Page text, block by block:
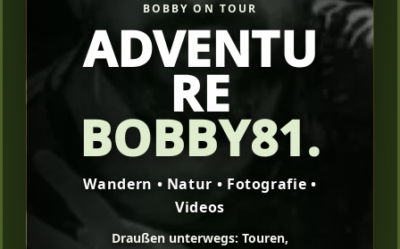
BOBBY ON TOUR
ADVENTU
RE
BOBBY81.
Wandern • Natur • Fotografie •
Videos
Draußen unterwegs: Touren,